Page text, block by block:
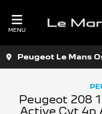
MENU
Peugeot Le Mans
Peugeot 208
Active Cvt 4p